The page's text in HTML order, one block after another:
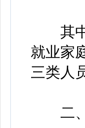
其中
就业家
三类人
二、